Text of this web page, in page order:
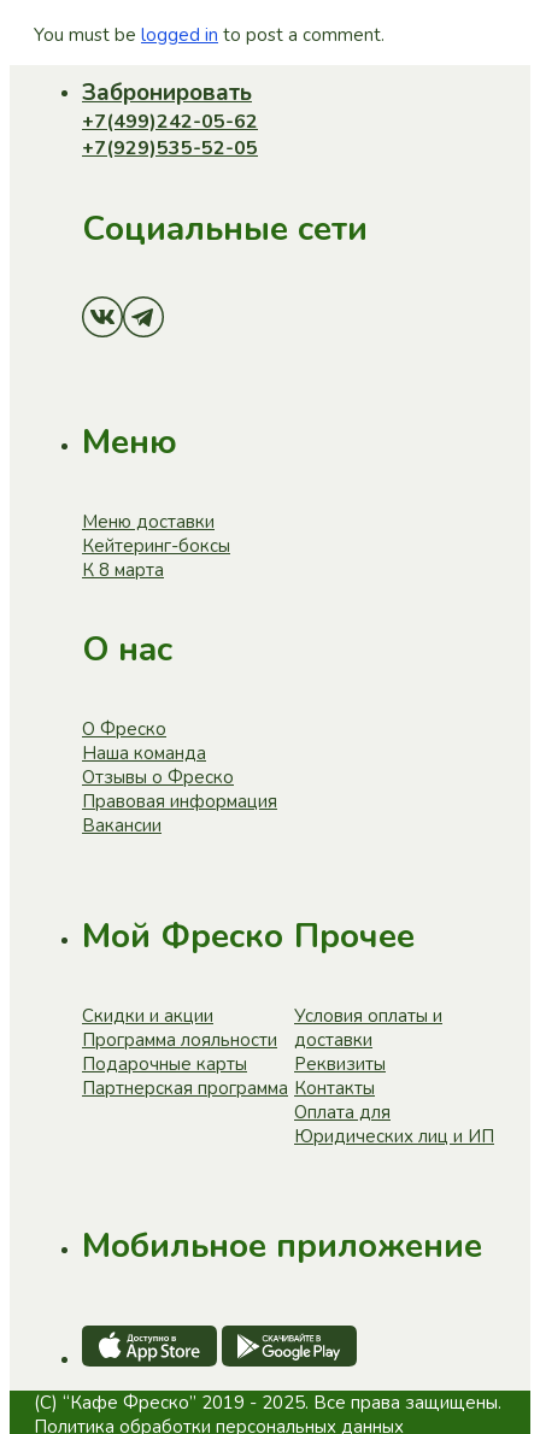
You must be logged in to post a comment.
Забронировать
+7(499)242-05-62
+7(929)535-52-05
Социальные сети
Меню
Меню доставки
Кейтеринг-боксы
К 8 марта
О нас
О Фреско
Наша команда
Отзывы о Фреско
Правовая информация
Вакансии
Мой Фреско
Скидки и акции
Программа лояльности
Подарочные карты
Партнерская программа
Прочее
Условия оплаты и
доставки
Реквизиты
Контакты
Оплата для
Юридических лиц и ИП
Мобильное приложение
(C) “Кафе Фреско” 2019 - 2025. Все права защищены.
Политика обработки персональных данных